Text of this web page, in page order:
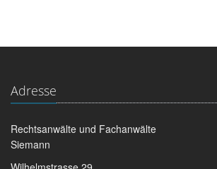
Adresse
Rechtsanwälte und Fachanwälte
Siemann